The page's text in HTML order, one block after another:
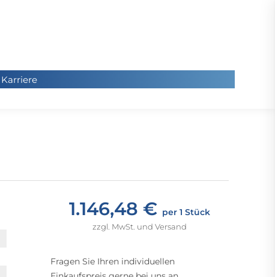
Karriere
1.146,48 € per 1 Stück
zzgl. MwSt. und Versand
Fragen Sie Ihren individuellen